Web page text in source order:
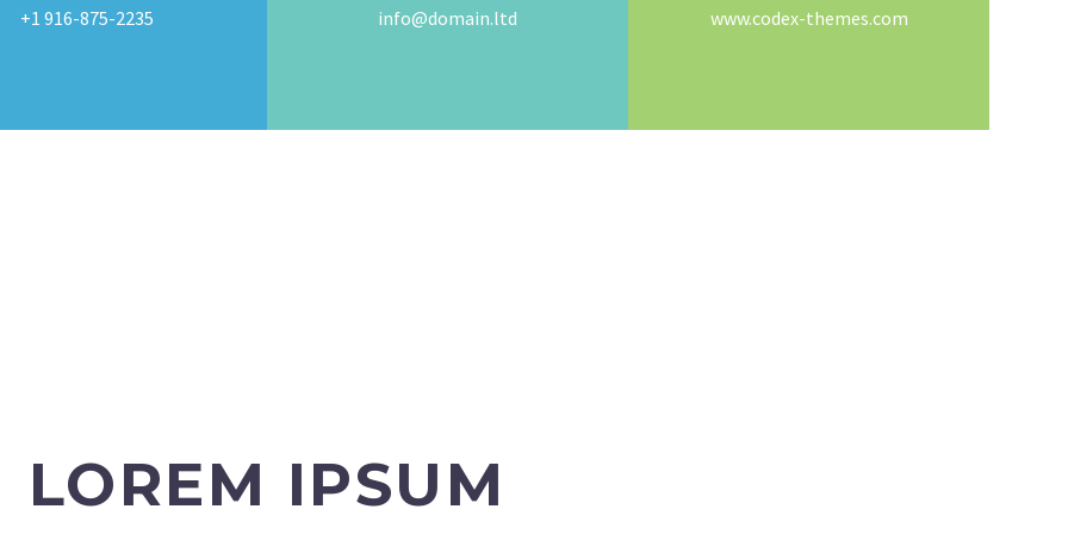
+1 916-875-2235 info@domain.ltd www.codex-themes.com
LOREM IPSUM